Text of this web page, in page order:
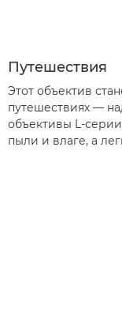
Путешествия
Этот объектив
путешествиях —
объективы L-
пыли и влаге, а